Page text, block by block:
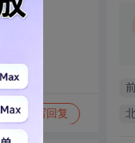
写回复